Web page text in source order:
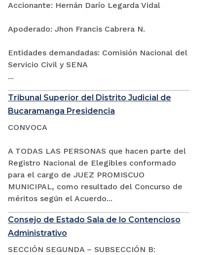
Accionante: Hernán Darío Legarda Vidal
Apoderado: Jhon Francis Cabrera N.
Entidades demandadas: Comisión Nacional del
Servicio Civil y SENA
...
Tribunal Superior del Distrito Judicial de
Bucaramanga Presidencia
CONVOCA
A TODAS LAS PERSONAS que hacen parte del
Registro Nacional de Elegibles conformado
para el cargo de JUEZ PROMISCUO
MUNICIPAL, como resultado del Concurso de
méritos según el Acuerdo...
Consejo de Estado Sala de lo Contencioso
Administrativo
SECCIÓN SEGUNDA – SUBSECCIÓN B: